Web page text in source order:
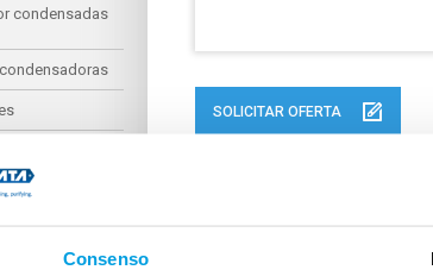
Consenso
condensadas
SOLICITAR OFERTA